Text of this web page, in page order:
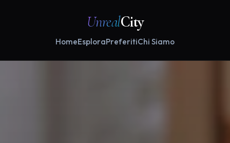
UnrealCity
HomeEsploraPreferitiChi Siamo